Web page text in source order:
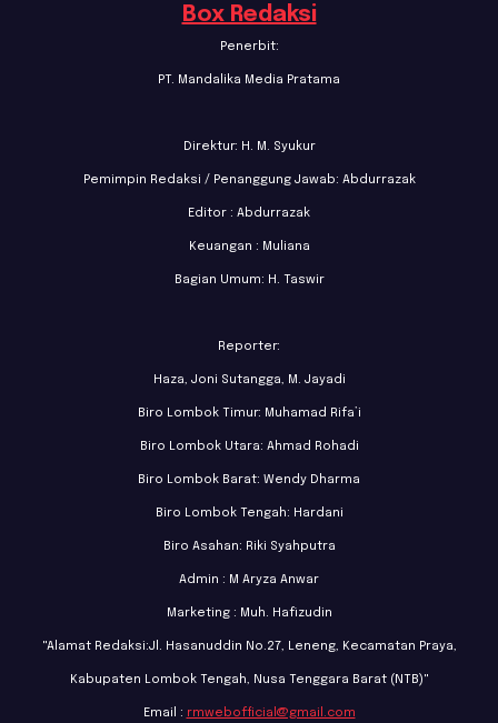
Box Redaksi
Penerbit:
PT. Mandalika Media Pratama
Direktur: H. M. Syukur
Pemimpin Redaksi / Penanggung Jawab: Abdurrazak
Editor : Abdurrazak
Keuangan : Muliana
Bagian Umum: H. Taswir
Reporter:
Haza, Joni Sutangga, M. Jayadi
Biro Lombok Timur: Muhamad Rifa’i
Biro Lombok Utara: Ahmad Rohadi
Biro Lombok Barat: Wendy Dharma
Biro Lombok Tengah: Hardani
Biro Asahan: Riki Syahputra
Admin : M Aryza Anwar
Marketing : Muh. Hafizudin
"Alamat Redaksi:Jl. Hasanuddin No.27, Leneng, Kecamatan Praya,
Kabupaten Lombok Tengah, Nusa Tenggara Barat (NTB)"
Email : rmwebofficial@gmail.com